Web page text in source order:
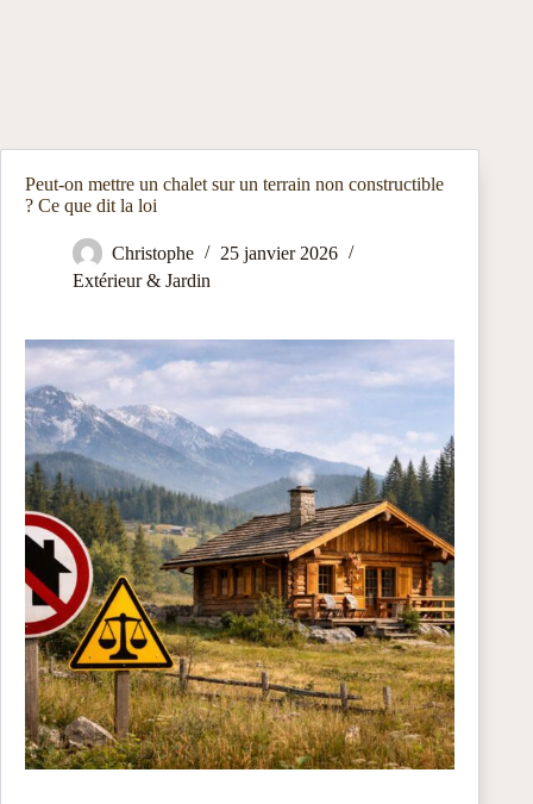
Peut-on mettre un chalet sur un terrain non constructible
? Ce que dit la loi
Christophe
25 janvier 2026
Extérieur & Jardin